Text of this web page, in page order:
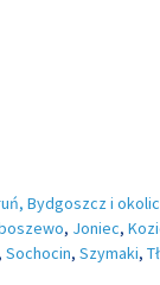
Bydgoszcz i
, Joniec,
, Sochocin, Szymaki,